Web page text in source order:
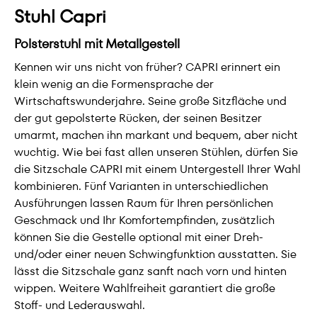
Stuhl Capri
Polsterstuhl mit Metallgestell
Kennen wir uns nicht von früher? CAPRI erinnert ein
klein wenig an die Formensprache der
Wirtschaftswunderjahre. Seine große Sitzfläche und
der gut gepolsterte Rücken, der seinen Besitzer
umarmt, machen ihn markant und bequem, aber nicht
wuchtig. Wie bei fast allen unseren Stühlen, dürfen Sie
die Sitzschale CAPRI mit einem Untergestell Ihrer Wahl
kombinieren. Fünf Varianten in unterschiedlichen
Ausführungen lassen Raum für Ihren persönlichen
Geschmack und Ihr Komfortempfinden, zusätzlich
können Sie die Gestelle optional mit einer Dreh-
und/oder einer neuen Schwingfunktion ausstatten. Sie
lässt die Sitzschale ganz sanft nach vorn und hinten
wippen. Weitere Wahlfreiheit garantiert die große
Stoff- und Lederauswahl.